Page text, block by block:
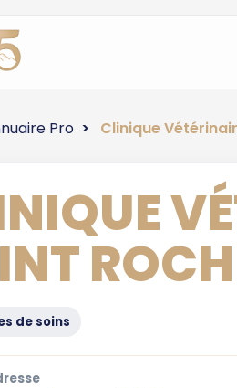
Pro Clinique
ROCH
de soins